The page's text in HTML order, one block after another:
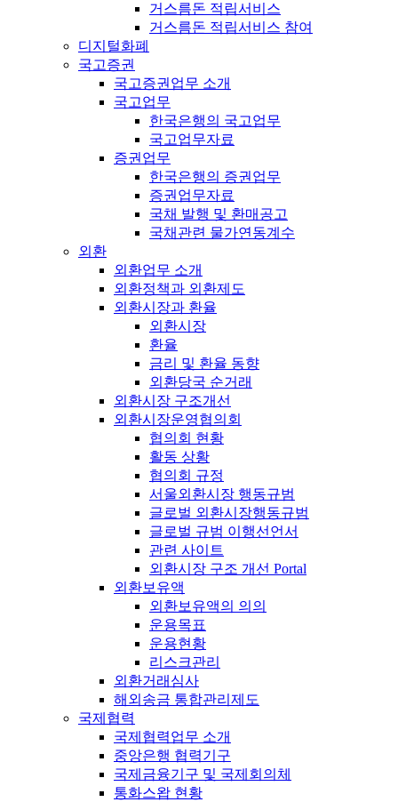
거스름돈 적립서비스
거스름돈 적립서비스 참여
디지털화폐
국고증권
국고증권업무 소개
국고업무
한국은행의 국고업무
국고업무자료
증권업무
한국은행의 증권업무
증권업무자료
국채 발행 및 환매공고
국채관련 물가연동계수
외환
외환업무 소개
외환정책과 외환제도
외환시장과 환율
외환시장
환율
금리 및 환율 동향
외환당국 순거래
외환시장 구조개선
외환시장운영협의회
협의회 현황
활동 상황
협의회 규정
서울외환시장 행동규범
글로벌 외환시장행동규범
글로벌 규범 이행선언서
관련 사이트
외환시장 구조 개선 Portal
외환보유액
외환보유액의 의의
운용목표
운용현황
리스크관리
외환거래심사
해외송금 통합관리제도
국제협력
국제협력업무 소개
중앙은행 협력기구
국제금융기구 및 국제회의체
통화스왑 현황